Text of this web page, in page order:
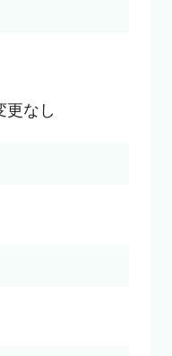
更なし